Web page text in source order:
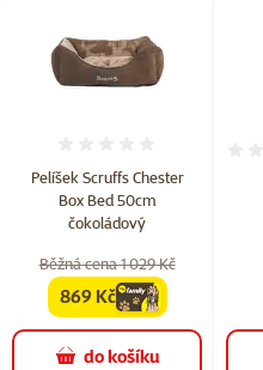
Pelíšek Scruffs Chester
Box Bed 50cm
čokoládový
Běžná cena 1 029 Kč
familycena
869 Kč
do košíku